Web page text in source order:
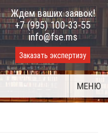
Ждем ваших заявок!
+7 (995) 100-33-55
info@fse.ms
Заказать экспертизу
МЕНЮ